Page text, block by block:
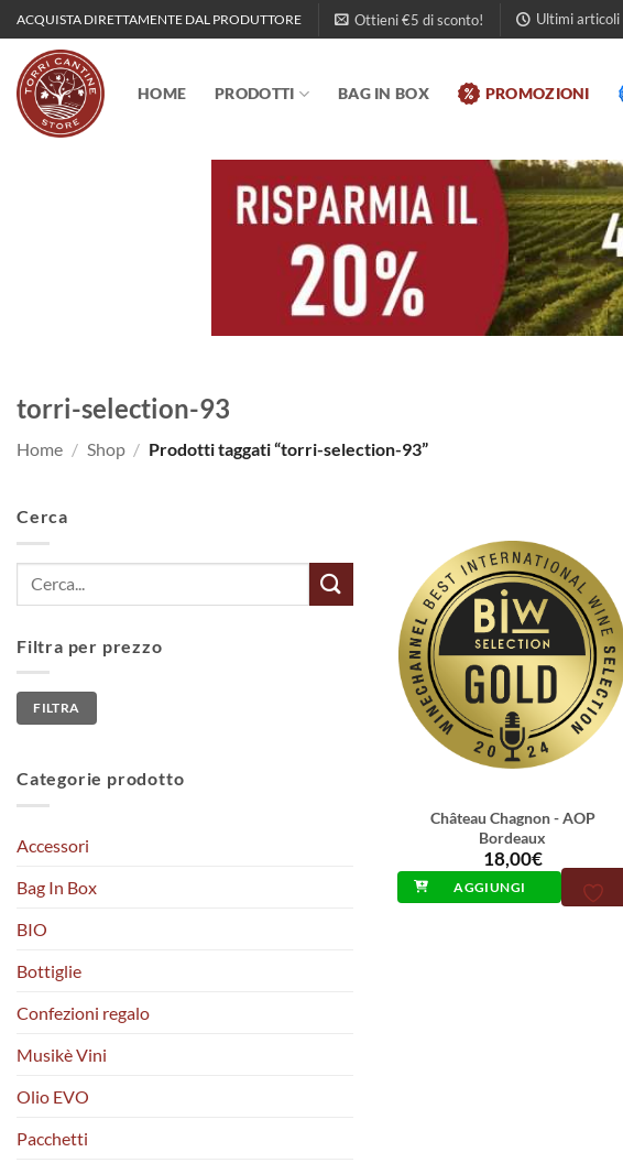
Salta
ai
contenuti
ACQUISTA DIRETTAMENTE DAL PRODUTTORE Ottieni €5 di sconto! Ultimi articoli
HOME PRODOTTI BAG IN BOX PROMOZIONI
torri-selection-93
Home / Shop / Prodotti taggati “torri-selection-93”
Cerca
Cerca:
Filtra per prezzo
Prezzo
Min
Prezzo
MaxFILTRA
Categorie prodotto
Accessori
Bag In Box
BIO
Bottiglie
Confezioni regalo
Musikè Vini
Olio EVO
Pacchetti
Château Chagnon - AOP
Bordeaux
18,00€
AGGIUNGI